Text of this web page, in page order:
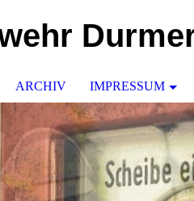
ARCHIV IMPRESSUM